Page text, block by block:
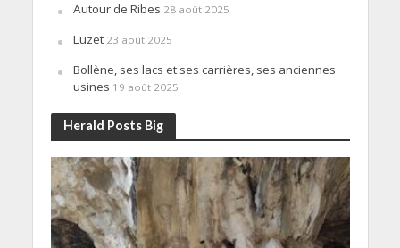
Autour de Ribes 28 août 2025
Luzet 23 août 2025
Bollène, ses lacs et ses carrières, ses anciennes
usines 19 août 2025
Herald Posts Big